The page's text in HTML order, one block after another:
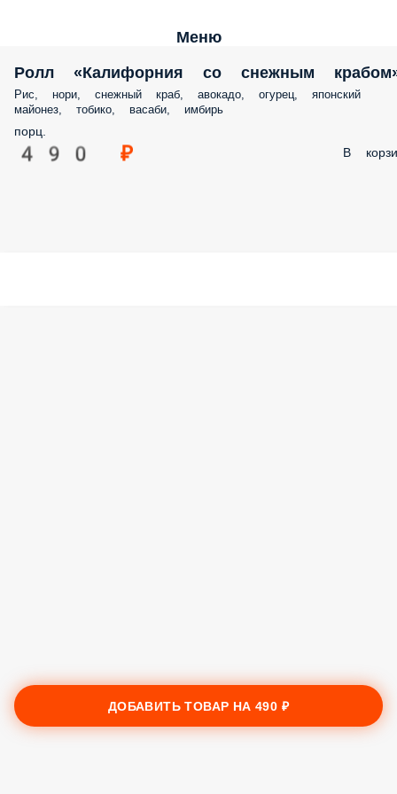
Меню
Ролл «Калифорния со снежным
Рис, нори, снежный краб, авокадо, огурец, японский
майонез, тобико, васаби, имбирь
порц.
490 ₽ В
ДОБАВИТЬ ТОВАР НА490 ₽